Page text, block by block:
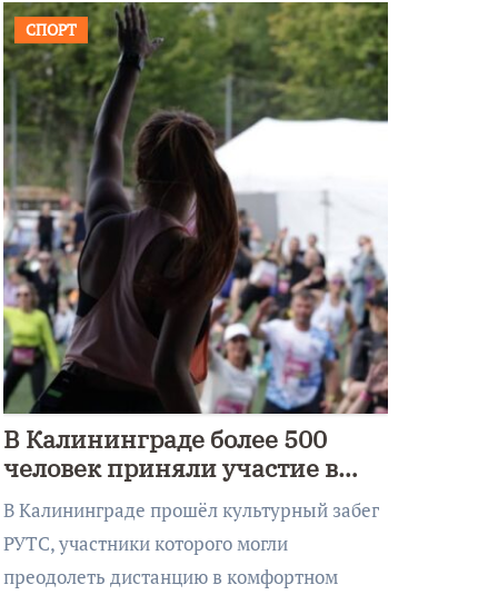
СПОРТ
В Калининграде более 500
человек приняли участие в
культурном забеге
В Калининграде прошёл культурный забег
РУТС, участники которого могли
преодолеть дистанцию в комфортном